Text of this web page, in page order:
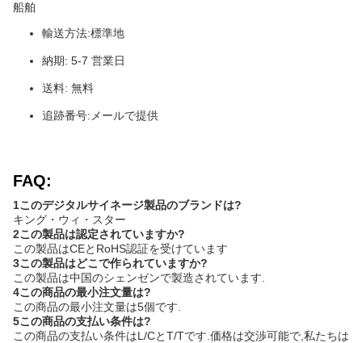
船舶
輸送方法:標準地
納期: 5-7 営業日
送料: 無料
追跡番号:メールで提供
FAQ:
1このデジタルサイネージ製品のブランドは?
キング・ウィ・スター
2この製品は認定されていますか?
この製品はCEとRoHS認証を受けています
3この製品はどこで作られていますか?
この製品は中国のシェンゼンで製造されています.
4この商品の最小注文量は?
この商品の最小注文量は5個です.
5この商品の支払い条件は?
この商品の支払い条件はL/CとT/Tです.価格は交渉可能で,私たちは